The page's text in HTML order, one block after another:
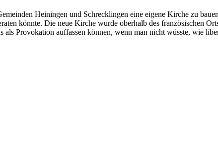
Heiningen und Schrecklingen eine eigene Kirche zu
könnte. Die neue Kirche wurde oberhalb des französischen
Provokation auffassen können, wenn man nicht wüsste, wie